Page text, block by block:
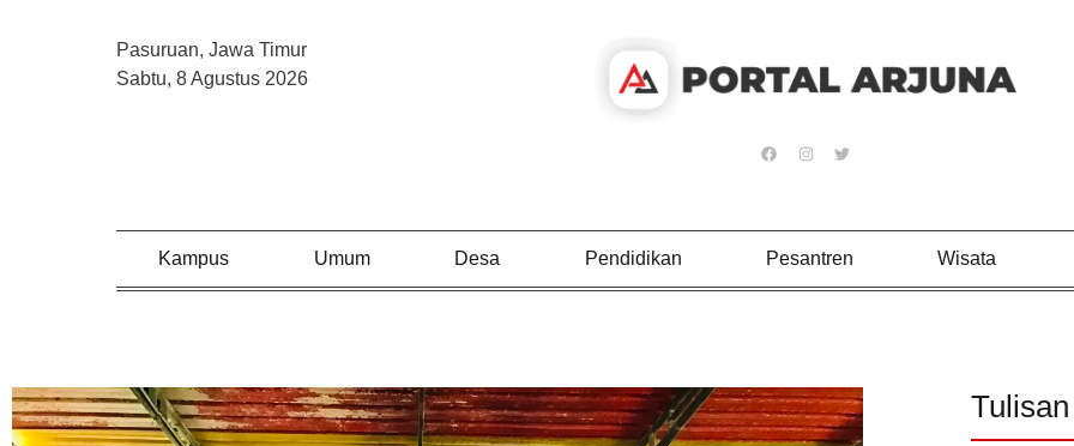
Pasuruan, Jawa Timur
Sabtu, 8 Agustus 2026
Kampus Umum Desa Pendidikan Pesantren Wisata